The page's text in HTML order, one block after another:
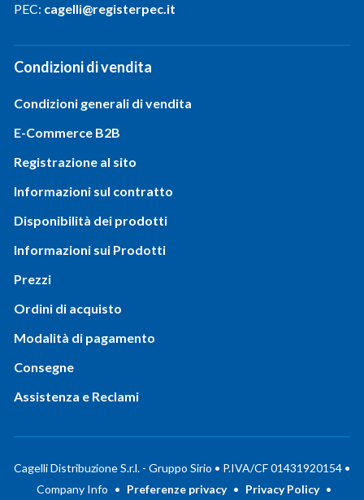
PEC: cagelli@registerpec.it
Condizioni di vendita
Condizioni generali di vendita
E-Commerce B2B
Registrazione al sito
Informazioni sul contratto
Disponibilità dei prodotti
Informazioni sui Prodotti
Prezzi
Ordini di acquisto
Modalità di pagamento
Consegne
Assistenza e Reclami
Cagelli Distribuzione S.r.l. - Gruppo Sirio • P.IVA/CF 01431920154 •
Company Info • Preferenze privacy • Privacy Policy •